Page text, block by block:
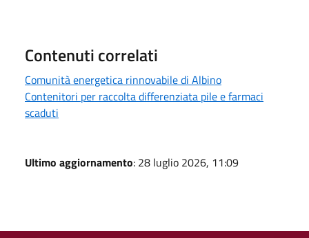
Contenuti correlati
Comunità energetica rinnovabile di Albino
Contenitori per raccolta differenziata pile e farmaci
scaduti
Ultimo aggiornamento: 28 luglio 2026, 11:09